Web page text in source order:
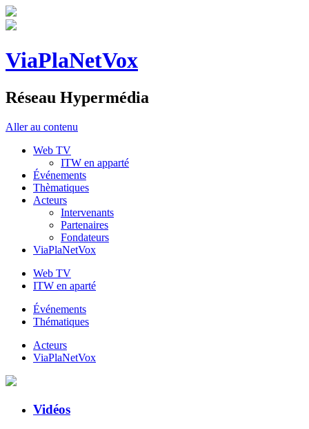
ViaPlaNetVox
Réseau Hypermédia
Aller au contenu
Web TV
ITW en apparté
Événements
Thèmatiques
Acteurs
Intervenants
Partenaires
Fondateurs
ViaPlaNetVox
Web TV
ITW en aparté
Événements
Thématiques
Acteurs
ViaPlaNetVox
Vidéos